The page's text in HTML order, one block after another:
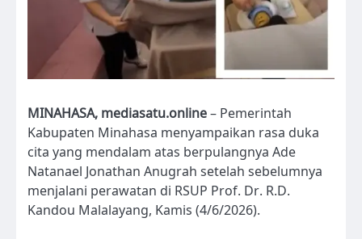
MINAHASA, mediasatu.online– Pemerintah
Kabupaten Minahasa menyampaikan rasa duka
cita yang mendalam atas berpulangnya Ade
Natanael Jonathan Anugrah setelah sebelumnya
menjalani perawatan di RSUP Prof. Dr. R.D.
Kandou Malalayang, Kamis (4/6/2026).